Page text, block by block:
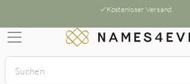
Kostenloser Versand